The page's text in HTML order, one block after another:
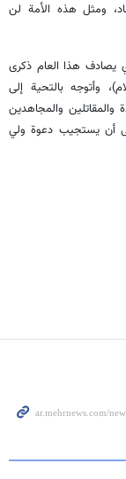
ومثل هذه الأمة لن
يصادف هذا العام ذكرى
وأتوجه بالتحية إلى
والمقاتلين والمجاهدين
أن يستجيب دعوة ولي